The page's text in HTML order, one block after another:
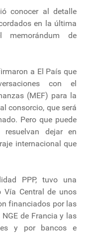
conocer al detalle
en la última
de
a El País que
con el
(MEF) para la
consorcio, que será
Pero que puede
dejar en
internacional que
PPP, tuvo una
Vía Central de unos
financiados por las
de Francia y las
y por bancos e